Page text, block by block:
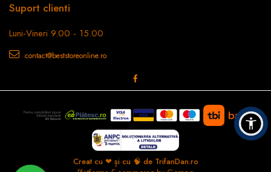
Suport clienti
Luni-Vineri 9.00 - 15.00
contact@beststoreonline.ro
Creat cu ❤ și cu 🧠 de TrifanDan.ro